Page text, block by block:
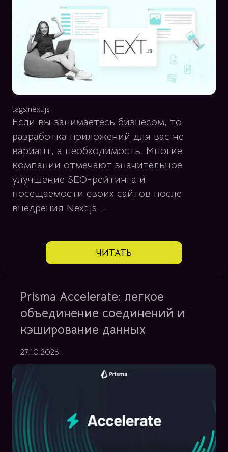
tags:next.js
Если вы занимаетесь бизнесом, то
разработка приложений для вас не
вариант, а необходимость. Многие
компании отмечают значительное
улучшение SEO-рейтинга и
посещаемости своих сайтов после
внедрения Next.js...
ЧИТАТЬ
Prisma Accelerate: легкое
объединение соединений и
кэширование данных
27.10.2023